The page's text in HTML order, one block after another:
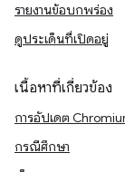
รายงานข้อบกพร่อง
ดูประเด็นที่เปิดอยู่
เนื้อหาที่เกี่ยวข้อง
การอัปเดต
กรณีศึกษา